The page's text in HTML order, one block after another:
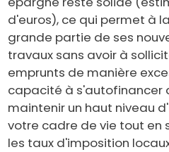
d'euros), ce qui permet à
grande partie de ses
travaux sans avoir à
emprunts de manière
capacité à s'autofinancer
maintenir un haut niveau
votre cadre de vie tout en
les taux d'imposition